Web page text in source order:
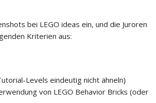
bei LEGO ideas ein, und die Juroren
Kriterien aus:
Levels eindeutig nicht ähneln)
von LEGO Behavior Bricks (oder